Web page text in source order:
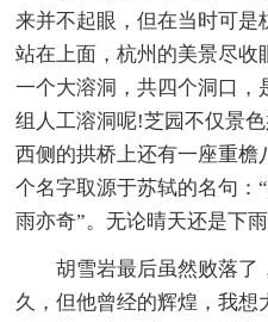
来并不起眼，但在当时可是
站在上面，杭州的美景尽
一个大溶洞，共四个洞口，
组人工溶洞呢!芝园不仅景
西侧的拱桥上还有一座重檐
个名字取源于苏轼的名句：
雨亦奇”。无论晴天还是下
胡雪岩最后虽然败落了
久，但他曾经的辉煌，我想